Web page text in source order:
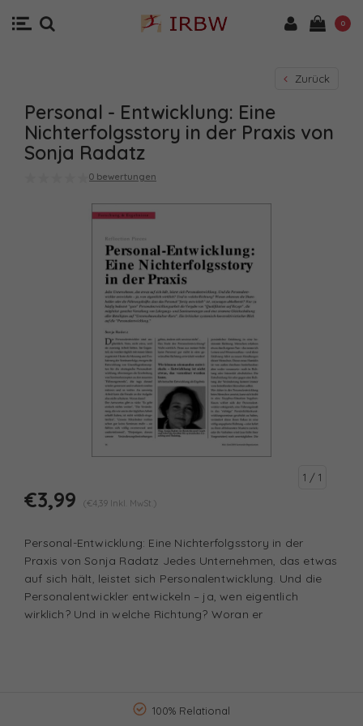
0
Zurück
Personal - Entwicklung: Eine
Nichterfolgsstory in der Praxis von
Sonja Radatz
0 bewertungen
1 / 1
€3,99 (€4,39 Inkl. MwSt.)
Personal-Entwicklung: Eine Nichterfolgsstory in der
Praxis von Sonja Radatz Jedes Unternehmen, das etwas
auf sich hält, leistet sich Personalentwicklung. Und die
Personalentwickler entwickeln – ja, wen eigentlich
wirklich? Und in welche Richtung? Woran er
100% Relational